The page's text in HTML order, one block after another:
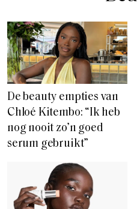
De beauty empties van
Chloé Kitembo: “Ik heb
nog nooit zo’n goed
serum gebruikt”